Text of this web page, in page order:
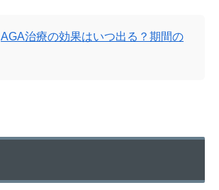
AGA治療の効果はいつ出る？期間の